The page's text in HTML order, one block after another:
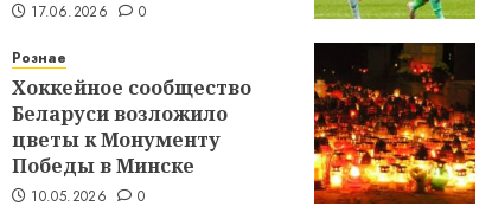
17.06.2026 0
Рознае
Хоккейное сообщество
Беларуси возложило
цветы к Монументу
Победы в Минске
10.05.2026 0